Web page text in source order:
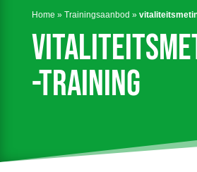
Home » Trainingsaanbod »
-training